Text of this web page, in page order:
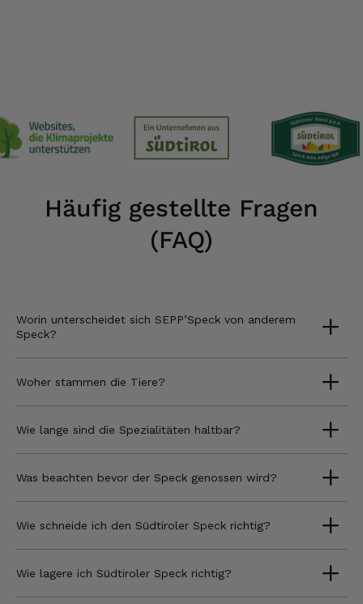
Häufig gestellte Fragen
(FAQ)
Worin unterscheidet sich SEPP’Speck von anderem
Speck?
Woher stammen die Tiere?
Wie lange sind die Spezialitäten haltbar?
Was beachten bevor der Speck genossen wird?
Wie schneide ich den Südtiroler Speck richtig?
Wie lagere ich Südtiroler Speck richtig?